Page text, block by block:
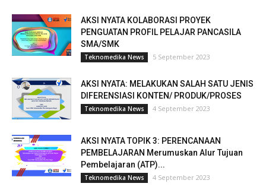
AKSI NYATA KOLABORASI PROYEK
PENGUATAN PROFIL PELAJAR PANCASILA
SMA/SMK
Teknomedika News 5 September 2023
AKSI NYATA: MELAKUKAN SALAH SATU JENIS
DIFERENSIASI KONTEN/ PRODUK/PROSES
Teknomedika News 4 September 2023
AKSI NYATA TOPIK 3: PERENCANAAN
PEMBELAJARAN Merumuskan Alur Tujuan
Pembelajaran (ATP)...
Teknomedika News 4 September 2023